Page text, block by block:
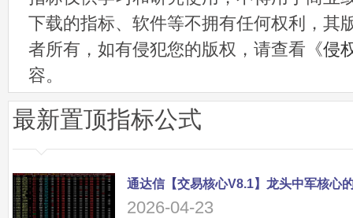
下载的指标、软件等不拥有任何权利，其
者所有，如有侵犯您的版权，请查看《侵
容。
最新置顶指标公式
2026-04-23